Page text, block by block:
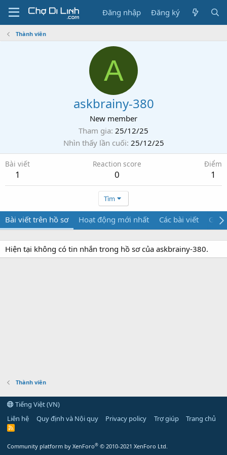
Đăng nhập Đăng ký
Thành viên
A
askbrainy-380
New member
Tham gia 25/12/25
Nhìn thấy lần cuối 25/12/25
Bài viết
1
Reaction score
0
Điểm
1
Tìm
Bài viết trên hồ sơ Hoạt động mới nhất Các bài viết Giới
Hiện tại không có tin nhắn trong hồ sơ của askbrainy-380.
Thành viên
Tiếng Việt (VN)
Liên hệ
Quy định và Nội quy Privacy policy Trợ giúp Trang chủ
R
Community platform by XenForo® © 2010-2021 XenForo Ltd.